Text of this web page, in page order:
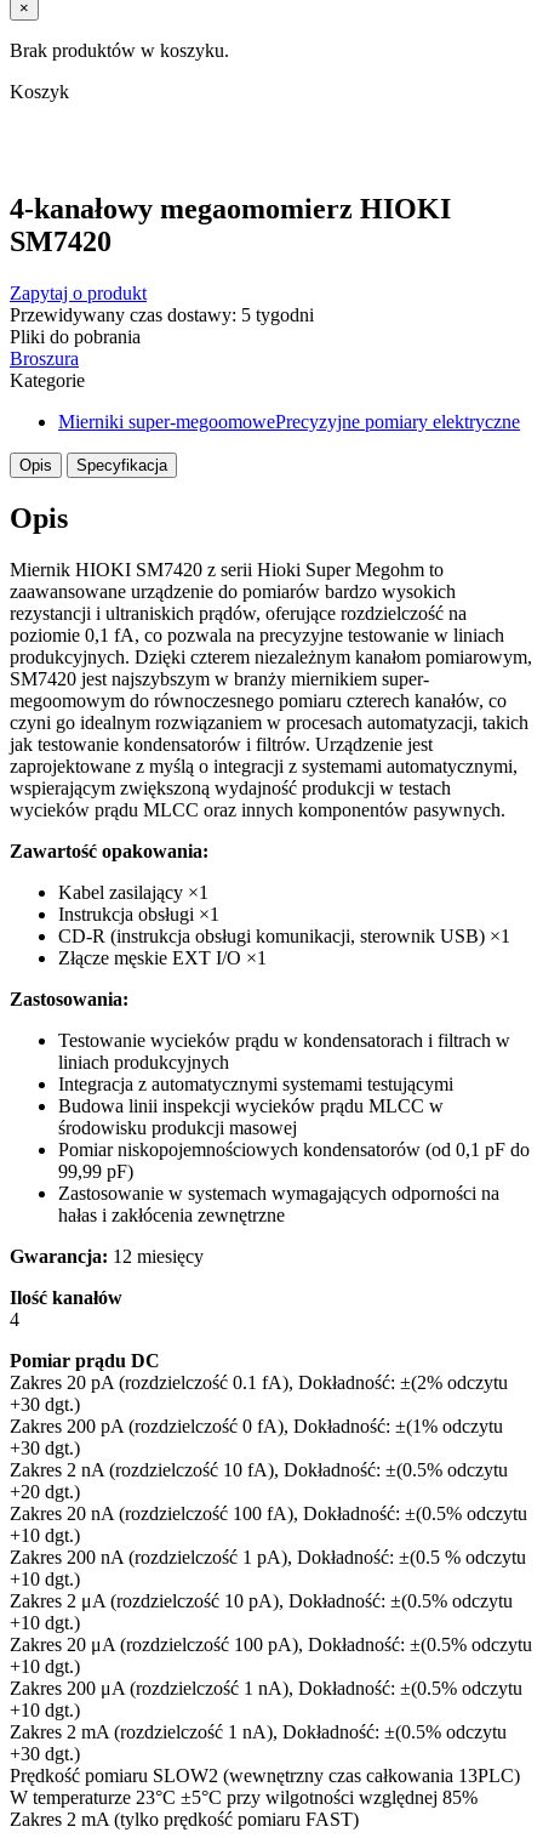
×
Brak produktów w koszyku.
Koszyk
4-kanałowy megaomomierz HIOKI
SM7420
Zapytaj o produkt
Przewidywany czas dostawy: 5 tygodni
Pliki do pobrania
Broszura
Kategorie
Mierniki super-megoomowePrecyzyjne pomiary elektryczne
Opis Specyfikacja
Opis
Miernik HIOKI SM7420 z serii Hioki Super Megohm to
zaawansowane urządzenie do pomiarów bardzo wysokich
rezystancji i ultraniskich prądów, oferujące rozdzielczość na
poziomie 0,1 fA, co pozwala na precyzyjne testowanie w liniach
produkcyjnych. Dzięki czterem niezależnym kanałom pomiarowym,
SM7420 jest najszybszym w branży miernikiem super-
megoomowym do równoczesnego pomiaru czterech kanałów, co
czyni go idealnym rozwiązaniem w procesach automatyzacji, takich
jak testowanie kondensatorów i filtrów. Urządzenie jest
zaprojektowane z myślą o integracji z systemami automatycznymi,
wspierającym zwiększoną wydajność produkcji w testach
wycieków prądu MLCC oraz innych komponentów pasywnych.
Zawartość opakowania:
Kabel zasilający ×1
Instrukcja obsługi ×1
CD-R (instrukcja obsługi komunikacji, sterownik USB) ×1
Złącze męskie EXT I/O ×1
Zastosowania:
Testowanie wycieków prądu w kondensatorach i filtrach w
liniach produkcyjnych
Integracja z automatycznymi systemami testującymi
Budowa linii inspekcji wycieków prądu MLCC w
środowisku produkcji masowej
Pomiar niskopojemnościowych kondensatorów (od 0,1 pF do
99,99 pF)
Zastosowanie w systemach wymagających odporności na
hałas i zakłócenia zewnętrzne
Gwarancja: 12 miesięcy
Ilość kanałów
4
Pomiar prądu DC
Zakres 20 pA (rozdzielczość 0.1 fA), Dokładność: ±(2% odczytu
+30 dgt.)
Zakres 200 pA (rozdzielczość 0 fA), Dokładność: ±(1% odczytu
+30 dgt.)
Zakres 2 nA (rozdzielczość 10 fA), Dokładność: ±(0.5% odczytu
+20 dgt.)
Zakres 20 nA (rozdzielczość 100 fA), Dokładność: ±(0.5% odczytu
+10 dgt.)
Zakres 200 nA (rozdzielczość 1 pA), Dokładność: ±(0.5 % odczytu
+10 dgt.)
Zakres 2 μA (rozdzielczość 10 pA), Dokładność: ±(0.5% odczytu
+10 dgt.)
Zakres 20 μA (rozdzielczość 100 pA), Dokładność: ±(0.5% odczytu
+10 dgt.)
Zakres 200 μA (rozdzielczość 1 nA), Dokładność: ±(0.5% odczytu
+10 dgt.)
Zakres 2 mA (rozdzielczość 1 nA), Dokładność: ±(0.5% odczytu
+30 dgt.)
Prędkość pomiaru SLOW2 (wewnętrzny czas całkowania 13PLC)
W temperaturze 23°C ±5°C przy wilgotności względnej 85%
Zakres 2 mA (tylko prędkość pomiaru FAST)